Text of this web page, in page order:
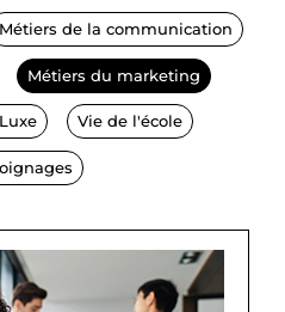
Métiers de la communication
Métiers du marketing
Vie de l'école